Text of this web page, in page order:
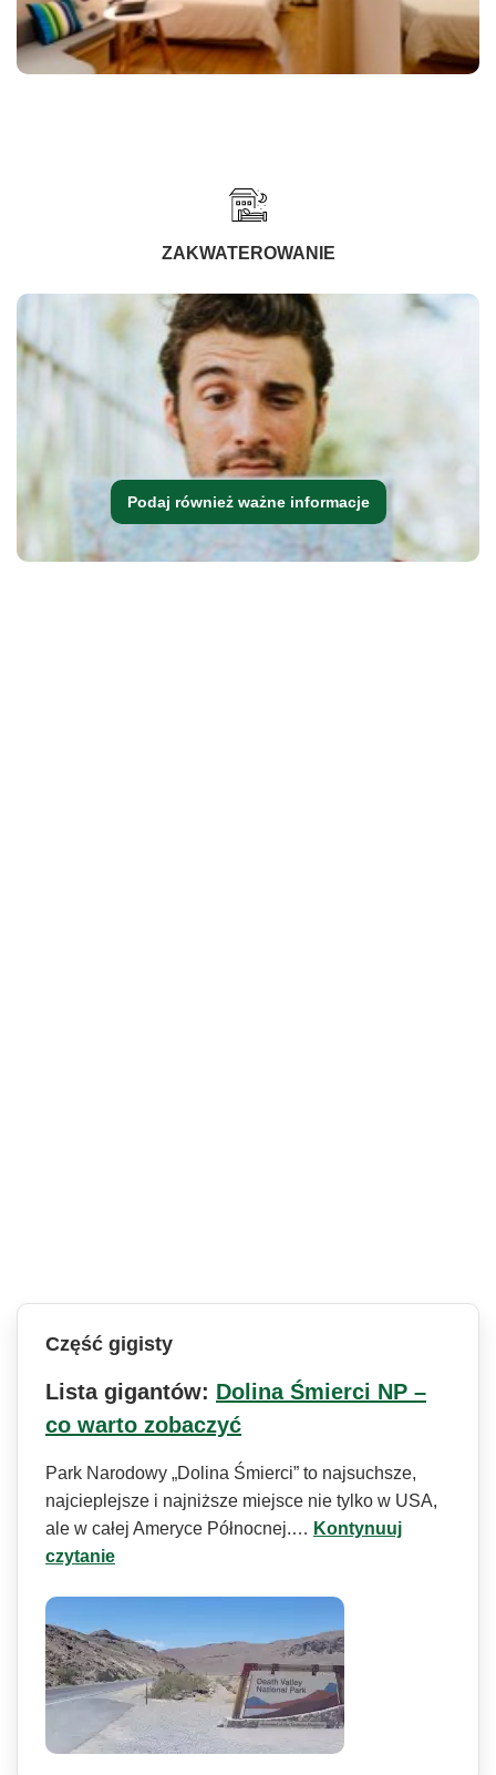
ZAKWATEROWANIE
Podaj również ważne informacje
Część gigisty
Lista gigantów: Dolina Śmierci NP –
co warto zobaczyć
Park Narodowy „Dolina Śmierci” to najsuchsze,
najcieplejsze i najniższe miejsce nie tylko w USA,
ale w całej Ameryce Północnej.… Kontynuuj
czytanie